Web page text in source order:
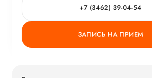
+7 (3462) 39-04-54
ЗАПИСЬ НА ПРИЕМ